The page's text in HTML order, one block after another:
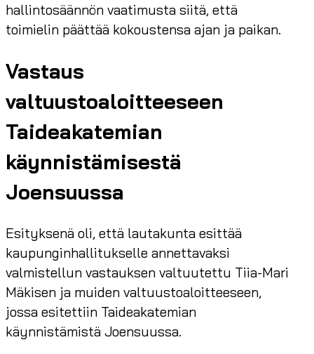
hallintosäännön vaatimusta siitä, että
toimielin päättää kokoustensa ajan ja paikan.
Vastaus
valtuustoaloitteeseen
Taideakatemian
käynnistämisestä
Joensuussa
Esityksenä oli, että lautakunta esittää
kaupunginhallitukselle annettavaksi
valmistellun vastauksen valtuutettu Tiia-Mari
Mäkisen ja muiden valtuustoaloitteeseen,
jossa esitettiin Taideakatemian
käynnistämistä Joensuussa.